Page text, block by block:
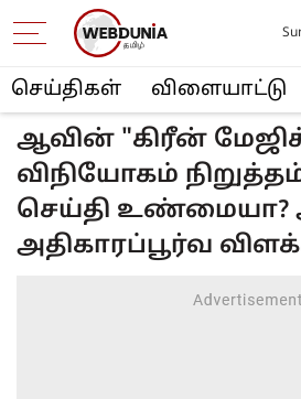
செய்திகள் விளையா‌ட்டு
ஆவின் "கிரீன்
விநியோகம்
செய்தி உண்மையா?
அதிகாரப்பூர்வ